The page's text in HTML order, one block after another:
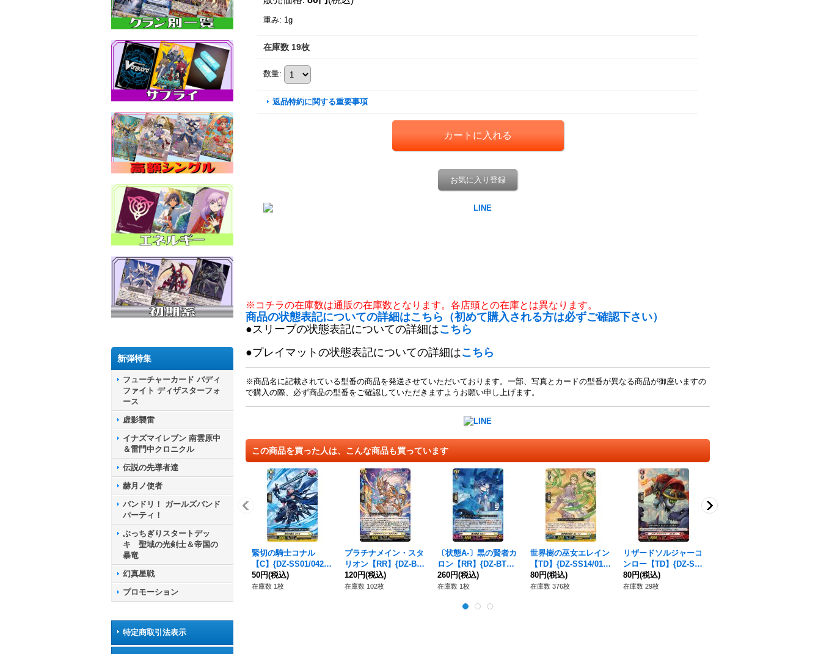
新弾特集
フューチャーカード バディ
ファイト ディザスターフォ
ース
虚影襲雷
イナズマイレブン 南雲原中
＆雷門中クロニクル
伝説の先導者達
赫月ノ使者
バンドリ！ ガールズバンド
パーティ！
ぶっちぎりスタートデッ
キ 聖域の光剣士＆帝国の
暴竜
幻真星戦
プロモーション
特定商取引法表示
重み: 1g
在庫数 19枚
数量:
返品特約に関する重要事項
お気に入り登録
※コチラの在庫数は通販の在庫数となります。各店頭との在庫とは異なります。
商品の状態表記についての詳細はこちら（初めて購入される方は必ずご確認下さい）
●スリーブの状態表記についての詳細はこちら
●プレイマットの状態表記についての詳細はこちら
※商品名に記載されている型番の商品を発送させていただいております。一部、写真とカードの型番が異なる商品が御座いますの
で購入の際、必ず商品の型番をご確認していただきますようお願い申し上げます。
この商品を買った人は、こんな商品も買っています
緊切の騎士コナル
【C】{DZ-SS01/042}
《ケテルサンクチュア
リ》
50円(税込)
在庫数 1枚
プラチナメイン・スタ
リオン【RR】{DZ-BT
03/037}《ケテルサン
クチュアリ》
120円(税込)
在庫数 102枚
〔状態A-〕黒の賢者カ
ロン【RR】{DZ-BT15/
035}《ケテルサンクチ
ュアリ》
260円(税込)
在庫数 1枚
世界樹の巫女エレイン
【TD】{DZ-SS14/017}
《ケテルサンクチュア
リ》
80円(税込)
在庫数 376枚
リザードソルジャーコ
ンロー【TD】{DZ-SS
15/004}《ドラゴンエ
ンパイア》
80円(税込)
在庫数 29枚